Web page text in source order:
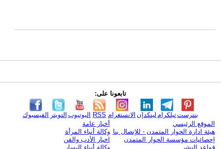
تابعونا على:
الفيسبوك التويتر اليوتيوب RSS الانستغرام لينكدإن تيلكرامبنترست
الموقع الرئيسي
هيئة ادارة الحوار المتمدن - للإتصال بنا
إحصائيات مؤسسة الحوار المتمدن
قواعد النشر
أخبار عامة
وكالة أنباء المرأة
اخبار الأدب والفن
وكالة أنباء اليسار